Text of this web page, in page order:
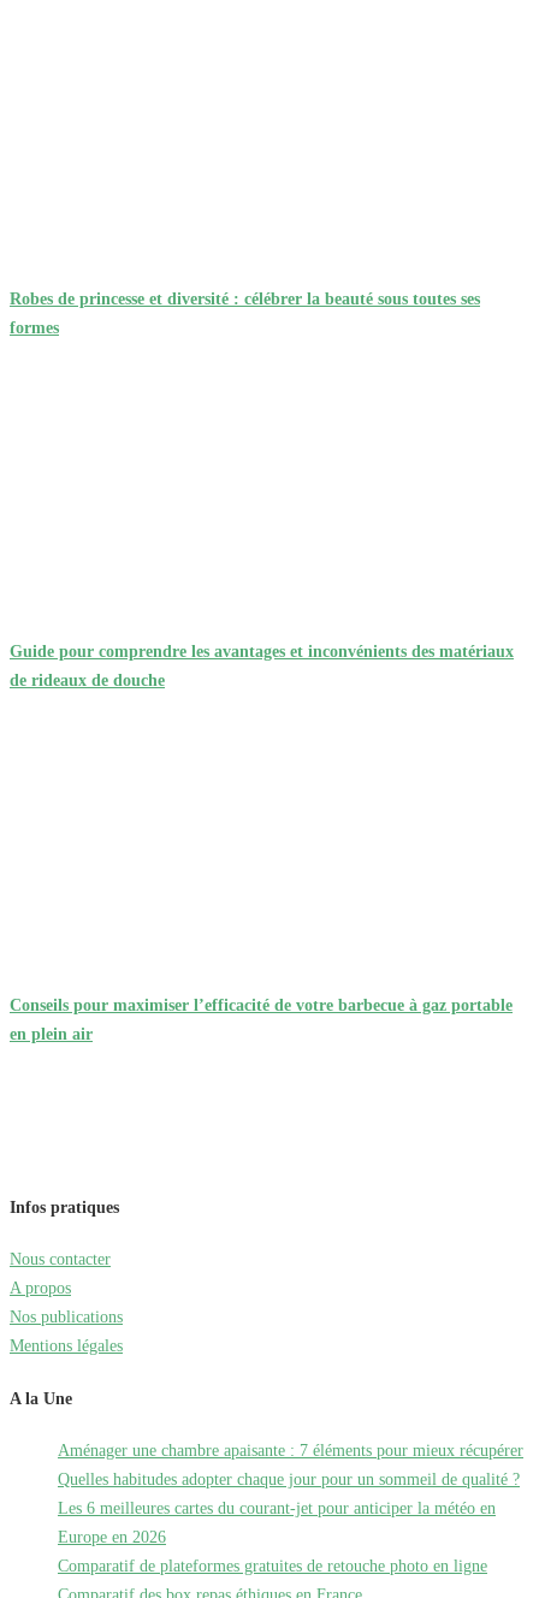
Robes de princesse et diversité : célébrer la beauté sous toutes ses
formes
Guide pour comprendre les avantages et inconvénients des matériaux
de rideaux de douche
Conseils pour maximiser l’efficacité de votre barbecue à gaz portable
en plein air
Infos pratiques
Nous contacter
A propos
Nos publications
Mentions légales
A la Une
Aménager une chambre apaisante : 7 éléments pour mieux récupérer
Quelles habitudes adopter chaque jour pour un sommeil de qualité ?
Les 6 meilleures cartes du courant-jet pour anticiper la météo en
Europe en 2026
Comparatif de plateformes gratuites de retouche photo en ligne
Comparatif des box repas éthiques en France